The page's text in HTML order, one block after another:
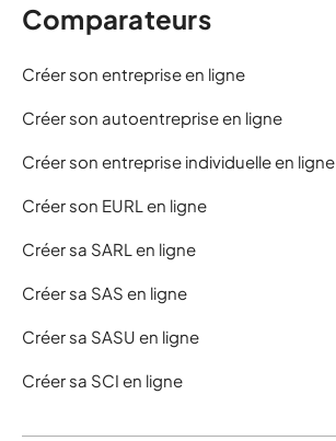
Comparateurs
Créer son entreprise en ligne
Créer son autoentreprise en ligne
Créer son entreprise individuelle en ligne
Créer son EURL en ligne
Créer sa SARL en ligne
Créer sa SAS en ligne
Créer sa SASU en ligne
Créer sa SCI en ligne